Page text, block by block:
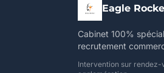
Eagle
Cabinet 100%
recrutement
Intervention sur rendez-